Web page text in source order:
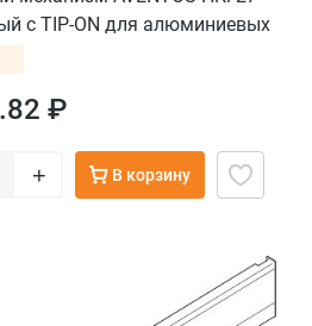
с TIP-ON для алюминиевых
₽
+ В корзину